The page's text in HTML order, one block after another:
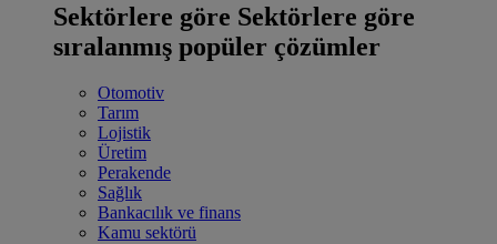
Sektörlere göre Sektörlere göre
sıralanmış popüler çözümler
Otomotiv
Tarım
Lojistik
Üretim
Perakende
Sağlık
Bankacılık ve finans
Kamu sektörü